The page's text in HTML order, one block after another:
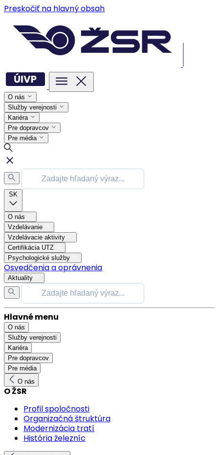
Preskočiť na hlavný obsah
O nás
Služby verejnosti
Kariéra
Pre dopravcov
Pre média
SK
O nás
Vzdelávanie
Vzdelávacie aktivity
Certifikácia UTZ
Psychologické služby
Osvedčenia a oprávnenia
Aktuality
Hlavné menu
O nás
Služby verejnosti
Kariéra
Pre dopravcov
Pre média
O nás
O ŽSR
Profil spoločnosti
Organizačná štruktúra
Modernizácia tratí
História železníc